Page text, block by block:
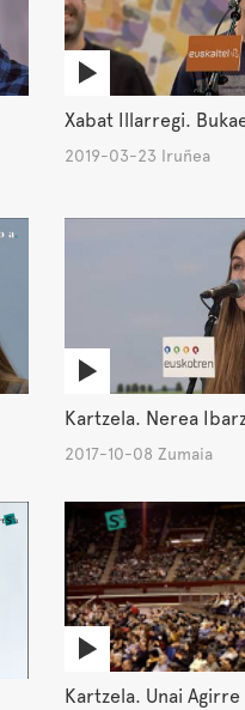
Xabat Illarregi.
2019-03-23 Iruñea
Kartzela. Nerea
2017-10-08 Zumaia
Kartzela. Unai Agirre